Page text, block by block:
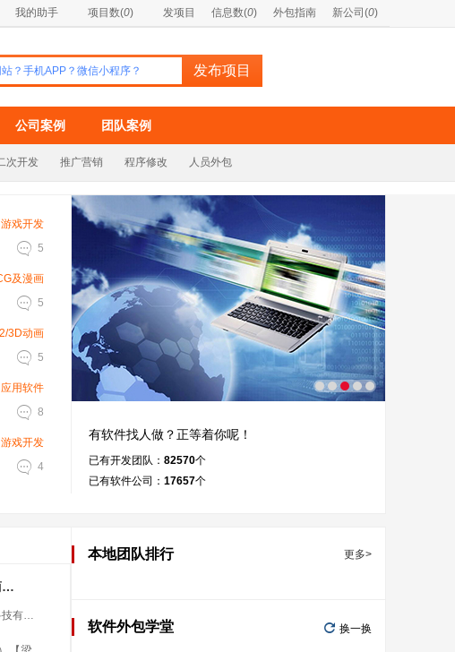
我的助手 项目数(0) 发项目 信息数(0) 外包指南 新公司(0)
公司案例 团队案例
次开发 推广营销 程序修改 人员外包
游戏开发
 5
及漫画
 5
2/3D动画
 5
应用软件
 8
游戏开发
 4
有软件找人做？正等着你呢！
已有开发团队： 82570个
已有软件公司： 17657个
艾暖昕模式商城（模式介绍）
本地团队排行 更多>
软件外包学堂  换一换